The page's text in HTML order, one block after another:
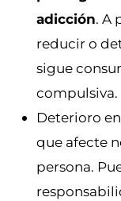
adicción. A
reducir o
sigue
compulsiva.
Deterioro
que afecte
persona.